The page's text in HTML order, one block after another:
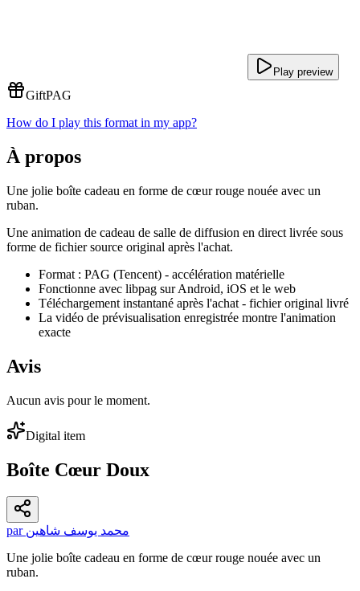
Play preview
GiftPAG
How do I play this format in my app?
À propos
Une jolie boîte cadeau en forme de cœur rouge nouée avec un
ruban.
Une animation de cadeau de salle de diffusion en direct livrée sous
forme de fichier source original après l'achat.
Format : PAG (Tencent) - accélération matérielle
Fonctionne avec libpag sur Android, iOS et le web
Téléchargement instantané après l'achat - fichier original livré
La vidéo de prévisualisation enregistrée montre l'animation
exacte
Avis
Aucun avis pour le moment.
Digital item
Boîte Cœur Doux
par محمد يوسف شاهين
Une jolie boîte cadeau en forme de cœur rouge nouée avec un
ruban.